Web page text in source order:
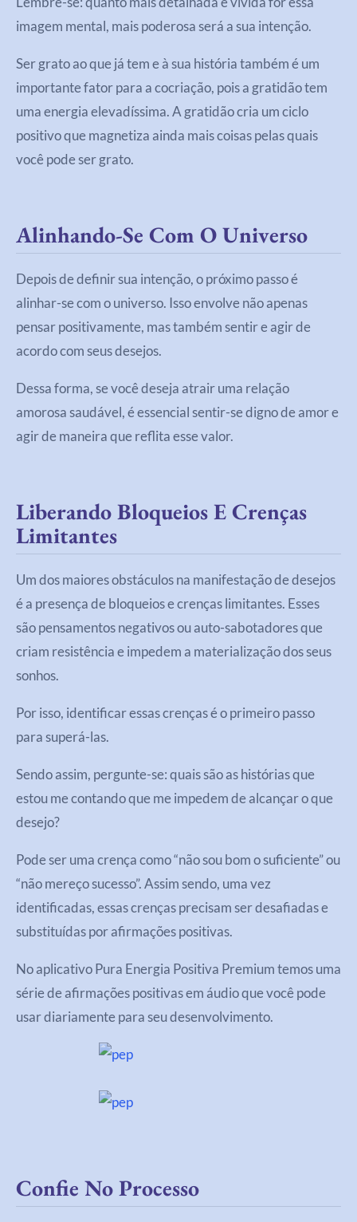
imagem mental, mais poderosa será a sua intenção.
Ser grato ao que já tem e à sua história também é um
importante fator para a cocriação, pois a gratidão tem
uma energia elevadíssima. A gratidão cria um ciclo
positivo que magnetiza ainda mais coisas pelas quais
você pode ser grato.
Alinhando-Se Com O Universo
Depois de definir sua intenção, o próximo passo é
alinhar-se com o universo. Isso envolve não apenas
pensar positivamente, mas também sentir e agir de
acordo com seus desejos.
Dessa forma, se você deseja atrair uma relação
amorosa saudável, é essencial sentir-se digno de amor e
agir de maneira que reflita esse valor.
Liberando Bloqueios E Crenças
Limitantes
Um dos maiores obstáculos na manifestação de desejos
é a presença de bloqueios e crenças limitantes. Esses
são pensamentos negativos ou auto-sabotadores que
criam resistência e impedem a materialização dos seus
sonhos.
Por isso, identificar essas crenças é o primeiro passo
para superá-las.
Sendo assim, pergunte-se: quais são as histórias que
estou me contando que me impedem de alcançar o que
desejo?
Pode ser uma crença como “não sou bom o suficiente” ou
“não mereço sucesso”. Assim sendo, uma vez
identificadas, essas crenças precisam ser desafiadas e
substituídas por afirmações positivas.
No aplicativo Pura Energia Positiva Premium temos uma
série de afirmações positivas em áudio que você pode
usar diariamente para seu desenvolvimento.
Confie No Processo